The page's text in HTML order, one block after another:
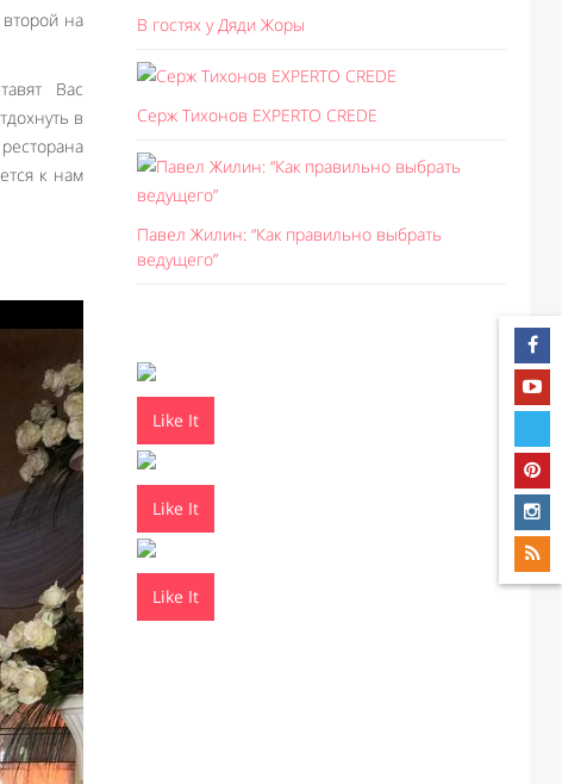
на
Вас
в
к нам
В гостях у Дяди Жоры
Серж Тихонов EXPERTO CREDE
Павел Жилин: “Как правильно выбрать
ведущего”
Like It
Like It
Like It